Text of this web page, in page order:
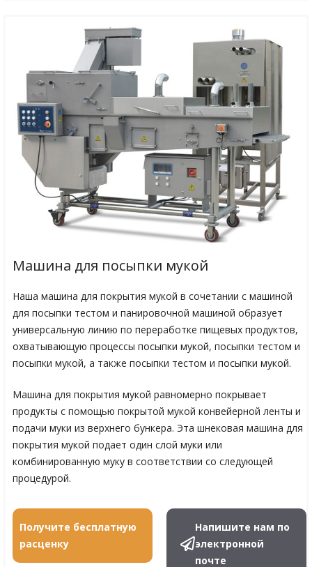
Машина для посыпки мукой
Наша машина для покрытия мукой в сочетании с машиной
для посыпки тестом и панировочной машиной образует
универсальную линию по переработке пищевых продуктов,
охватывающую процессы посыпки мукой, посыпки тестом и
посыпки мукой, а также посыпки тестом и посыпки мукой.
Машина для покрытия мукой равномерно покрывает
продукты с помощью покрытой мукой конвейерной ленты и
подачи муки из верхнего бункера. Эта шнековая машина для
покрытия мукой подает один слой муки или
комбинированную муку в соответствии со следующей
процедурой.
Получите бесплатную
расценку
Напишите нам по
электронной
почте